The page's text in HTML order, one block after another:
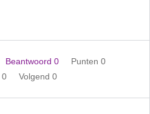
Beantwoord 0
Punten 0
0 Volgend 0